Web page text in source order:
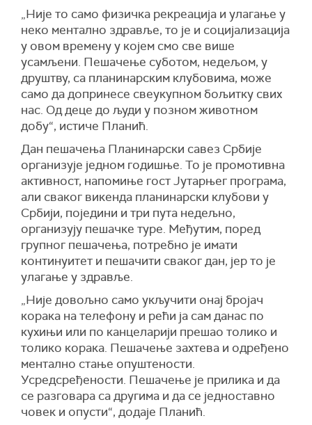
„Није то само физичка рекреација и улагање у
неко ментално здравље, то је и социјализација
у овом времену у којем смо све више
усамљени. Пешачење суботом, недељом, у
друштву, са планинарским клубовима, може
само да допринесе свеукупном бољитку свих
нас. Од деце до људи у позном животном
добу“, истиче Планић.
Дан пешачења Планинарски савез Србије
организује једном годишње. То је промотивна
активност, напомиње гост Јутарњег програма,
али сваког викенда планинарски клубови у
Србији, поједини и три пута недељно,
организују пешачке туре. Међутим, поред
групног пешачења, потребно је имати
континуитет и пешачити сваког дан, јер то је
улагање у здравље.
„Није довољно само укључити онај бројач
корака на телефону и рећи ја сам данас по
кухињи или по канцеларији прешао толико и
толико корака. Пешачење захтева и одређено
ментално стање опуштености.
Усредсређености. Пешачење је прилика и да
се разговара са другима и да се једноставно
човек и опусти“, додаје Планић.